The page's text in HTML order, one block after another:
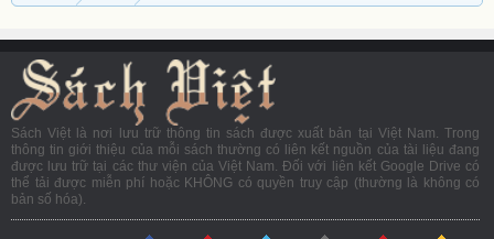
Sách Việt là nơi lưu trữ thông tin sách được xuất bản tại Việt Nam. Trong
thông tin giới thiệu của mỗi sách thường có liên kết nguồn của tài liệu đang
được lưu trữ tại các thư viện của Việt Nam. Đối với liên kết Google Drive có
thể tải được miễn phí hoặc KHÔNG có quyền truy cập (thường là không có
bản số hóa).